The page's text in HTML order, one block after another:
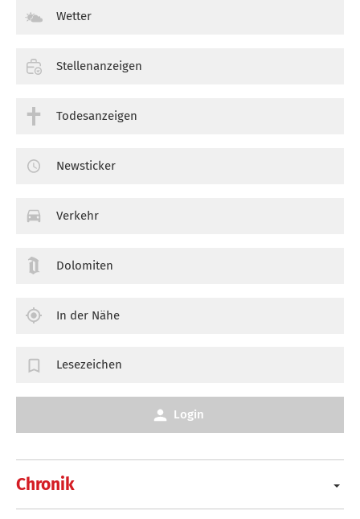
Chronik
Wetter
Stellenanzeigen
Todesanzeigen
Newsticker
Verkehr
Dolomiten
In der Nähe
Lesezeichen
Login